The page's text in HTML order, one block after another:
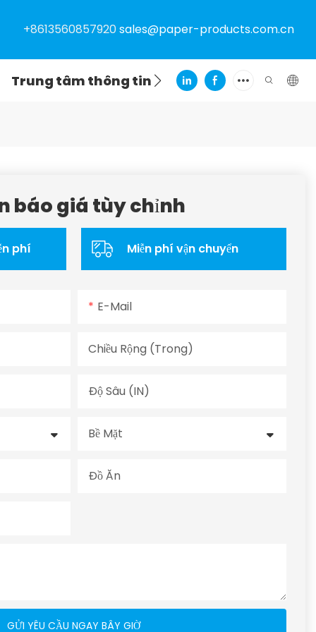
+8613560857920sales@paper-products.com.cn
Trung tâm thông tin Liên hệ
báo giá tùy chỉnh
phí Miễn phí vận chuyển
E-Mail
Chiều Rộng (trong)
Độ Sâu (IN)
Bề Mặt
Đồ Ăn
GỬI YÊU CẦU NGAY BÂY GIỜ